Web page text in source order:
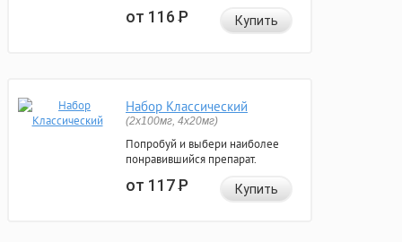
от 116Р Купить
Набор Классический
(2x100мг, 4x20мг)
Попробуй и выбери наиболее
понравившийся препарат.
от 117Р Купить